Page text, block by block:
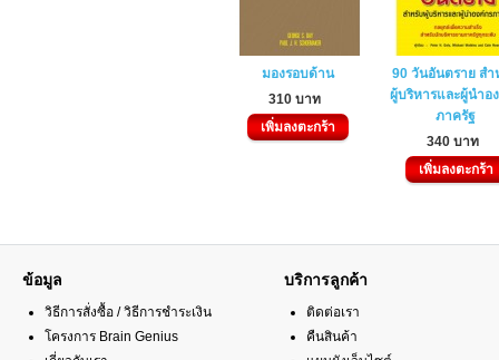
มองรอบด้าน
310 บาท
เพิ่มลงตะกร้า
90 วันอันตราย สำ
ผู้บริหารและผู้นำอ
ภาครัฐ
340 บาท
เพิ่มลงตะกร้า
ข้อมูล
วิธีการสั่งซื้อ / วิธีการชำระเงิน
โครงการ Brain Genius
บริการลูกค้า
ติดต่อเรา
คืนสินค้า